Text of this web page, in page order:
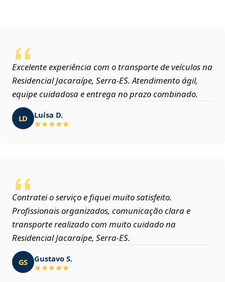
Excelente experiência com o transporte de veículos na
Residencial Jacaraípe, Serra‑ES. Atendimento ágil,
equipe cuidadosa e entrega no prazo combinado.
LD Luísa D.
Contratei o serviço e fiquei muito satisfeito.
Profissionais organizados, comunicação clara e
transporte realizado com muito cuidado na
Residencial Jacaraípe, Serra‑ES.
GS Gustavo S.